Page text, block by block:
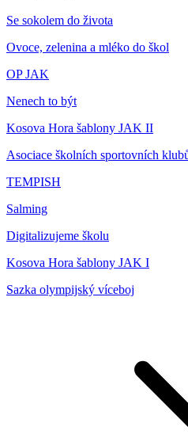
Se sokolem do života
Ovoce, zelenina a mléko do škol
OP JAK
Nenech to být
Kosova Hora šablony JAK II
Asociace školních sportovních
TEMPISH
Salming
Digitalizujeme školu
Kosova Hora šablony JAK I
Sazka olympijský víceboj